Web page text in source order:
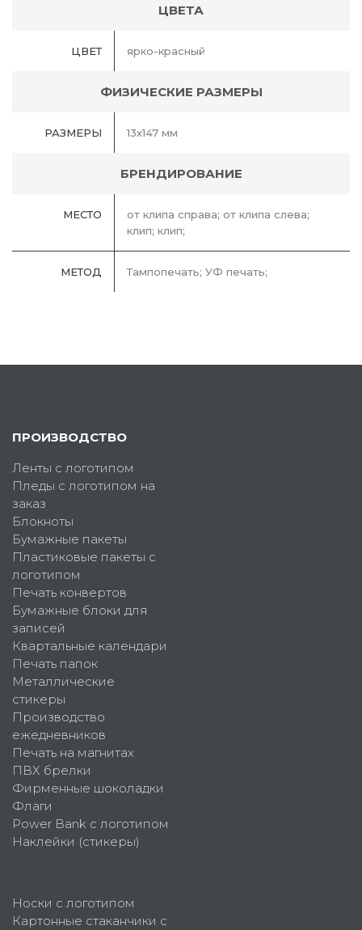
ЦВЕТА
ЦВЕТ ярко-красный
ФИЗИЧЕСКИЕ РАЗМЕРЫ
РАЗМЕРЫ 13х147 мм
БРЕНДИРОВАНИЕ
МЕСТО
от клипа справа; от клипа слева;
клип; клип;
МЕТОД Тампопечать; УФ печать;
ПРОИЗВОДСТВО
Ленты с логотипом
Пледы с логотипом на
заказ
Блокноты
Бумажные пакеты
Пластиковые пакеты с
логотипом
Печать конвертов
Бумажные блоки для
записей
Квартальные календари
Печать папок
Металлические
стикеры
Производство
ежедневников
Печать на магнитах
ПВХ брелки
Фирменные шоколадки
Флаги
Power Bank с логотипом
Наклейки (стикеры)
Носки с логотипом
Картонные стаканчики с